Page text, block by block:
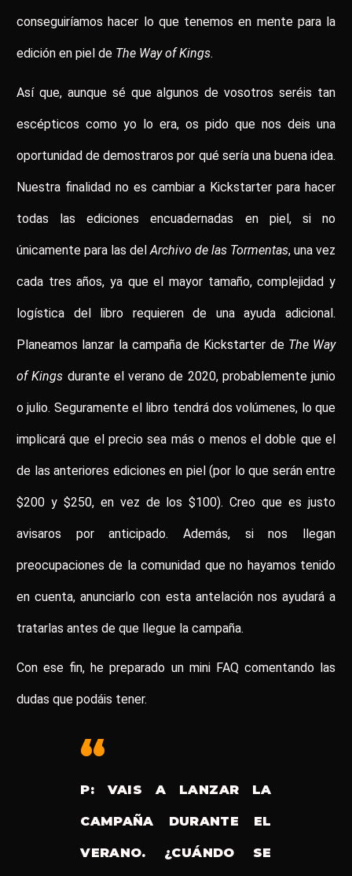
conseguiríamos hacer lo que tenemos en mente para la
edición en piel de The Way of Kings.
Así que, aunque sé que algunos de vosotros seréis tan
escépticos como yo lo era, os pido que nos deis una
oportunidad de demostraros por qué sería una buena idea.
Nuestra finalidad no es cambiar a Kickstarter para hacer
todas las ediciones encuadernadas en piel, si no
únicamente para las delArchivo de las Tormentas, una vez
cada tres años, ya que el mayor tamaño, complejidad y
logística del libro requieren de una ayuda adicional.
Planeamos lanzar la campaña de Kickstarter de The Way
of Kings durante el verano de 2020, probablemente junio
o julio. Seguramente el libro tendrá dos volúmenes, lo que
implicará que el precio sea más o menos el doble que el
de las anteriores ediciones en piel (por lo que serán entre
$200 y $250, en vez de los $100). Creo que es justo
avisaros por anticipado. Además, si nos llegan
preocupaciones de la comunidad que no hayamos tenido
en cuenta, anunciarlo con esta antelación nos ayudará a
tratarlas antes de que llegue la campaña.
Con ese fin, he preparado un mini FAQ comentando las
dudas que podáis tener.
P: VAIS A LANZAR LA
CAMPAÑA DURANTE EL
VERANO. ¿CUÁNDO SE